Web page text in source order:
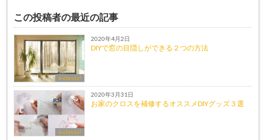
この投稿者の最近の記事
e-classy!
2020年4月2日
DIYで窓の目隠しができる２つの方法
e-classy!
2020年3月31日
お家のクロスを補修するオススメDIYグッズ３選